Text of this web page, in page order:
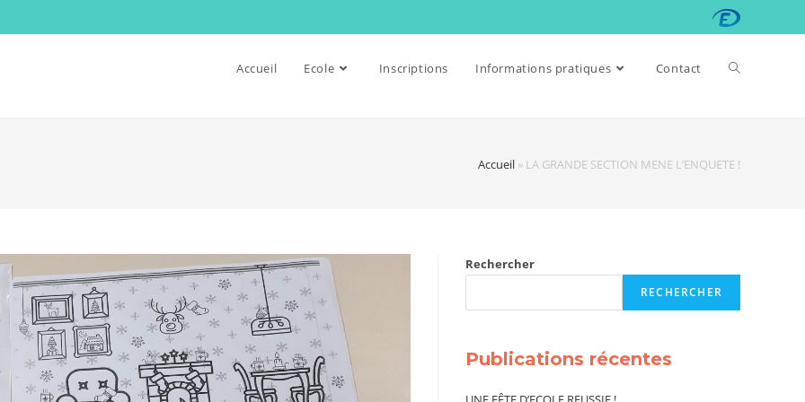
Accueil Ecole Inscriptions Informations pratiques Contact
Accueil » LA GRANDE SECTION MENE L’ENQUETE !
Rechercher
RECHERCHER
Publications récentes